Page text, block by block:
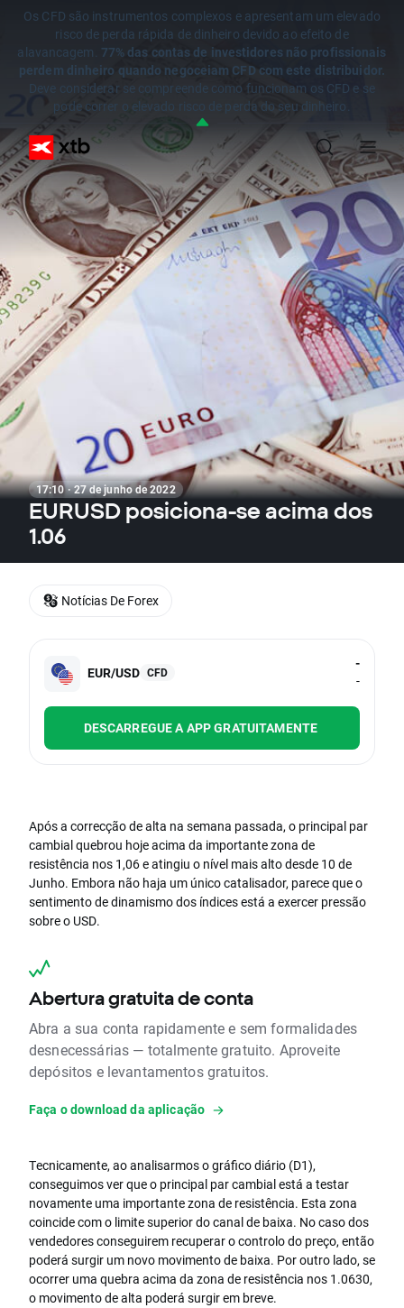
Os CFD são instrumentos complexos e apresentam um elevado
risco de perda rápida de dinheiro devido ao efeito de
alavancagem. 77% das contas de investidores não profissionais
perdem dinheiro quando negoceiam CFD com este distribuidor.
Deve considerar se compreende como funcionam os CFD e se
pode correr o elevado risco de perda do seu dinheiro.
17:10 · 27 de junho de 2022
EURUSD posiciona-se acima dos
1.06
EUR/USD CFD
-
-
DESCARREGUE A APP GRATUITAMENTE
Após a correcção de alta na semana passada, o principal par
cambial quebrou hoje acima da importante zona de
resistência nos 1,06 e atingiu o nível mais alto desde 10 de
Junho. Embora não haja um único catalisador, parece que o
sentimento de dinamismo dos índices está a exercer pressão
sobre o USD.
Abertura gratuita de conta
Abra a sua conta rapidamente e sem formalidades
desnecessárias — totalmente gratuito. Aproveite
depósitos e levantamentos gratuitos.
Faça o download da aplicação
Tecnicamente, ao analisarmos o gráfico diário (D1),
conseguimos ver que o principal par cambial está a testar
novamente uma importante zona de resistência. Esta zona
coincide com o limite superior do canal de baixa. No caso dos
vendedores conseguirem recuperar o controlo do preço, então
poderá surgir um novo movimento de baixa. Por outro lado, se
ocorrer uma quebra acima da zona de resistência nos 1.0630,
o movimento de alta poderá surgir em breve.
Notícias De Forex